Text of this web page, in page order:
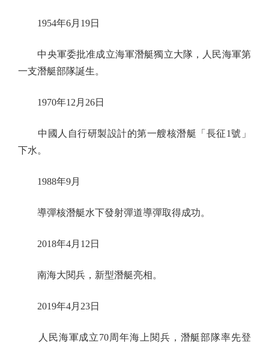
1954年6月19日
中央軍委批准成立海軍潛艇獨立大隊，人民海軍第
一支潛艇部隊誕生。
1970年12月26日
中國人自行研製設計的第一艘核潛艇「長征1號」
下水。
1988年9月
導彈核潛艇水下發射彈道導彈取得成功。
2018年4月12日
南海大閱兵，新型潛艇亮相。
2019年4月23日
人民海軍成立70周年海上閱兵，潛艇部隊率先登